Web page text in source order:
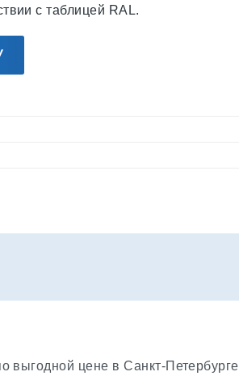
с таблицей RAL.
выгодной цене в Санкт-